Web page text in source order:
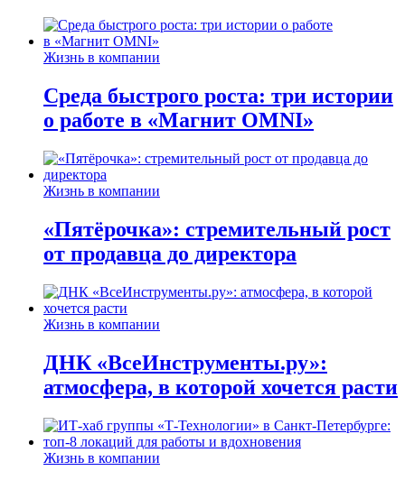
Жизнь в компании
Среда быстрого роста: три истории
о работе в «Магнит OMNI»
Жизнь в компании
«Пятёрочка»: стремительный рост
от продавца до директора
Жизнь в компании
ДНК «ВсеИнструменты.ру»:
атмосфера, в которой хочется расти
Жизнь в компании